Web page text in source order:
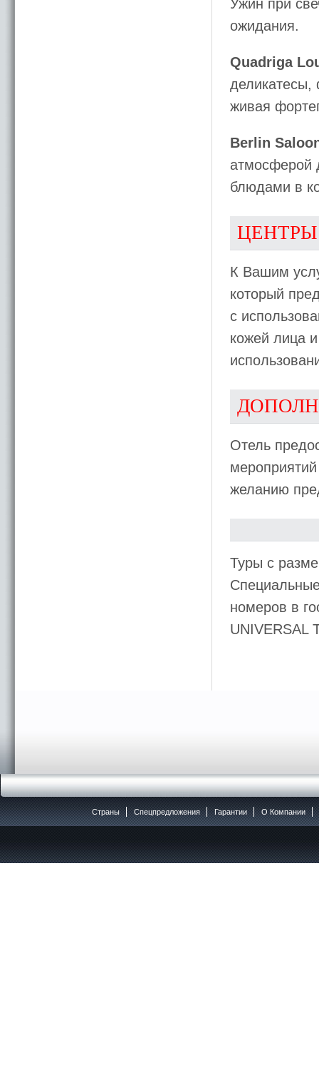
Ужин при
ожидания.
Quadriga
деликатесы,
живая
Berlin
атмосферой
блюдами в
К Вашим
который
с
кожей лица
Отель
желанию
Туры с
номеров в
UNIVERSAL
Страны Спецпредложения Гарантии O Компании